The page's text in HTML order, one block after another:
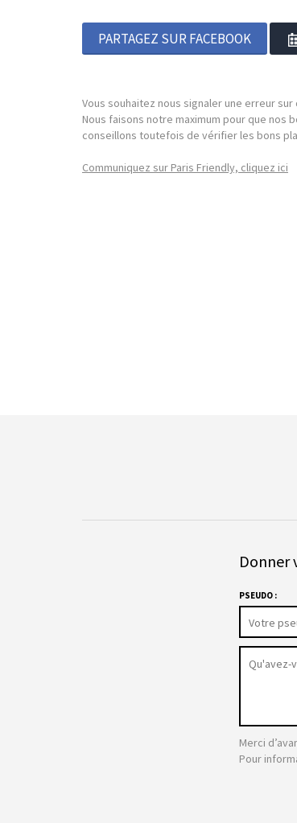
PARTAGEZ SUR FACEBOOK
Vous souhaitez nous signaler une erreur sur
Nous faisons notre maximum pour que nos
conseillons toutefois de vérifier les bons
Communiquez sur Paris Friendly, cliquez ici
Donner
PSEUDO :
Merci
Pour